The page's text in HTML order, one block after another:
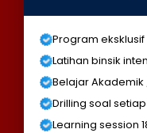
Program
Latihan binsik
Belajar Akademik
Drilling soal
Learning session